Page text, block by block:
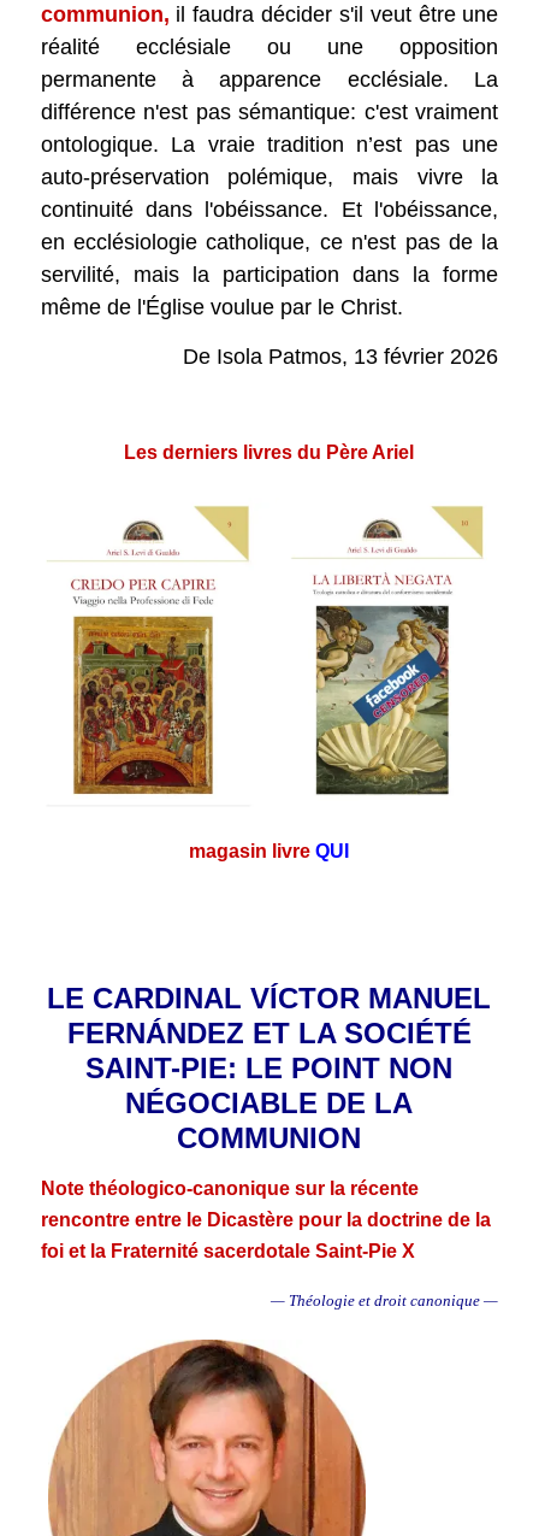
communion, il faudra décider s'il veut être une
réalité ecclésiale ou une opposition
permanente à apparence ecclésiale. La
différence n'est pas sémantique: c'est vraiment
ontologique. La vraie tradition n’est pas une
auto-préservation polémique, mais vivre la
continuité dans l'obéissance. Et l'obéissance,
en ecclésiologie catholique, ce n'est pas de la
servilité, mais la participation dans la forme
même de l'Église voulue par le Christ.
De Isola Patmos, 13 février 2026
Les derniers livres du Père Ariel
magasin livreQUI
LE CARDINAL VÍCTOR MANUEL
FERNÁNDEZ ET LA SOCIÉTÉ
SAINT-PIE: LE POINT NON
NÉGOCIABLE DE LA
COMMUNION
Note théologico-canonique sur la récente
rencontre entre le Dicastère pour la doctrine de la
foi et la Fraternité sacerdotale Saint-Pie X
— Théologie et droit canonique —